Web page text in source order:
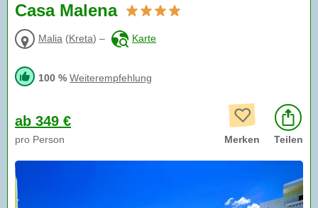
Casa Malena
Malia (Kreta) – Karte
100 % Weiterempfehlung
ab 349 €
pro Person Merken Teilen